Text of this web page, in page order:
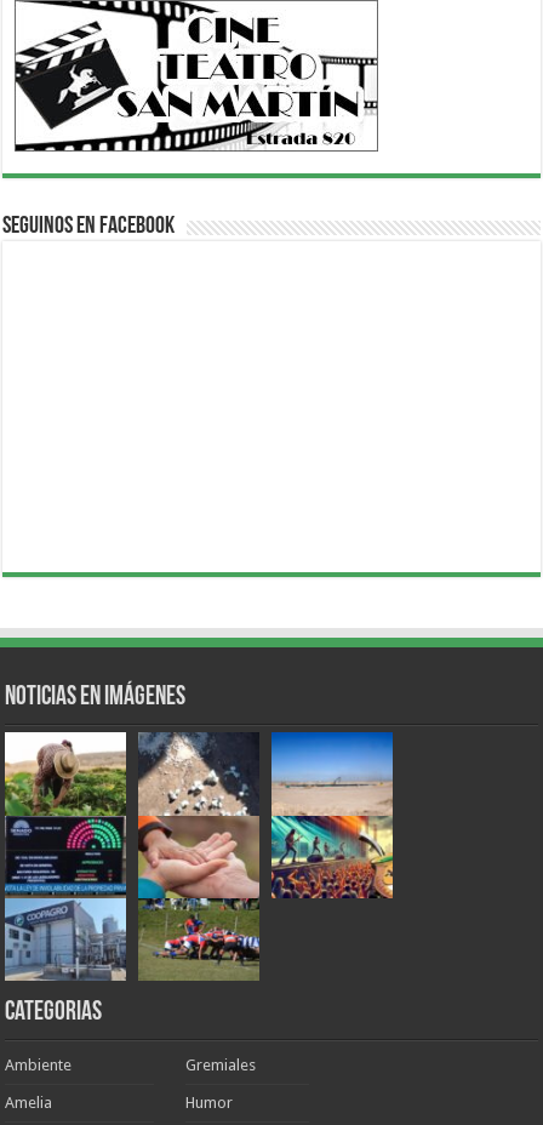
Seguinos en Facebook
Noticias en Imágenes
Categorias
Ambiente
Amelia
Gremiales
Humor